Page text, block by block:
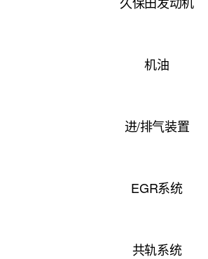
机油
进/排气装置
EGR系统
共轨系统